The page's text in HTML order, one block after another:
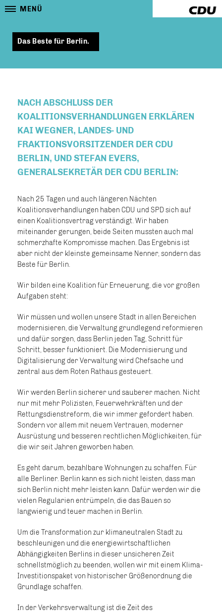
MENÜ
Das Beste für Berlin.
NACH ABSCHLUSS DER
KOALITIONSVERHANDLUNGEN ERKLÄREN
KAI WEGNER, LANDES- UND
FRAKTIONSVORSITZENDER DER CDU
BERLIN, UND STEFAN EVERS,
GENERALSEKRETÄR DER CDU BERLIN:
Nach 25 Tagen und auch längeren Nächten
Koalitionsverhandlungen haben CDU und SPD sich auf
einen Koalitionsvertrag verständigt. Wir haben
miteinander gerungen, beide Seiten mussten auch mal
schmerzhafte Kompromisse machen. Das Ergebnis ist
aber nicht der kleinste gemeinsame Nenner, sondern das
Beste für Berlin.
Wir bilden eine Koalition für Erneuerung, die vor großen
Aufgaben steht:
Wir müssen und wollen unsere Stadt in allen Bereichen
modernisieren, die Verwaltung grundlegend reformieren
und dafür sorgen, dass Berlin jeden Tag, Schritt für
Schritt, besser funktioniert. Die Modernisierung und
Digitalisierung der Verwaltung wird Chefsache und
zentral aus dem Roten Rathaus gesteuert.
Wir werden Berlin sicherer und sauberer machen. Nicht
nur mit mehr Polizisten, Feuerwehrkräften und der
Rettungsdienstreform, die wir immer gefordert haben.
Sondern vor allem mit neuem Vertrauen, moderner
Ausrüstung und besseren rechtlichen Möglichkeiten, für
die wir seit Jahren geworben haben.
Es geht darum, bezahlbare Wohnungen zu schaffen. Für
alle Berliner. Berlin kann es sich nicht leisten, dass man
sich Berlin nicht mehr leisten kann. Dafür werden wir die
vielen Regularien entrümpeln, die das Bauen so
langwierig und teuer machen in Berlin.
Um die Transformation zur klimaneutralen Stadt zu
beschleunigen und die energiewirtschaftlichen
Abhängigkeiten Berlins in dieser unsicheren Zeit
schnellstmöglich zu beenden, wollen wir mit einem Klima-
Investitionspaket von historischer Größenordnung die
Grundlage schaffen.
In der Verkehrsverwaltung ist die Zeit des